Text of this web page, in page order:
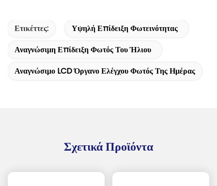
Ετικέττες:
Υψηλή Επίδειξη Φωτεινότητας
Αναγνώσιμη Επίδειξη Φωτός Του Ήλιου
Αναγνώσιμο LCD Όργανο Ελέγχου Φωτός Της Ημέρας
Σχετικά Προϊόντα